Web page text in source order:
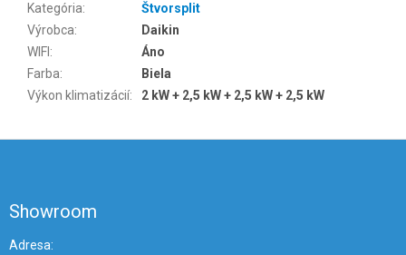
Kategória:
Štvorsplit
Výrobca:
Daikin
WIFI :
Áno
Farba:
Biela
Výkon klimatizácií: 2 kW + 2,5 kW + 2,5 kW + 2,5 kW
Showroom
Adresa: